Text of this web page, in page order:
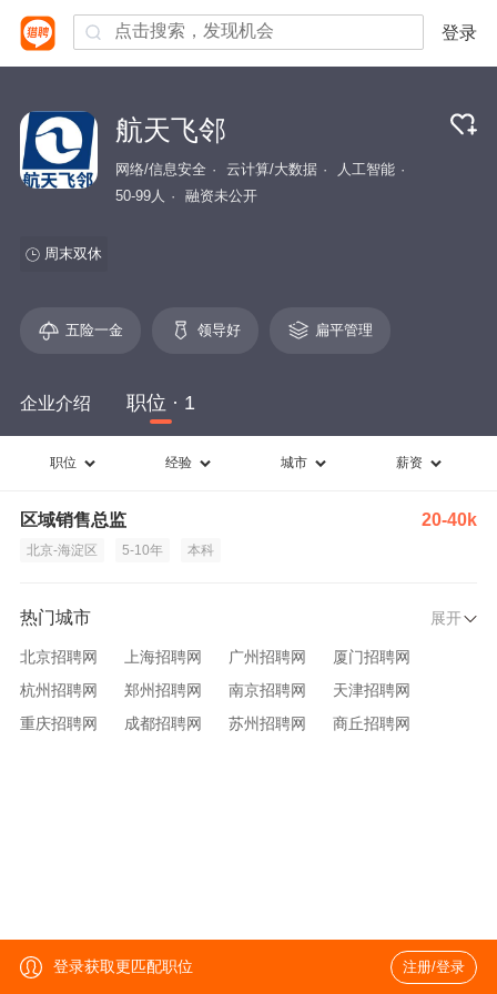
登录
航天飞邻
网络/信息安全 云计算/大数据
人工智能
50-99人
融资未公开
周末双休
五险一金 领导好 扁平管理
企业介绍 职位 · 1
职位 经验 城市 薪资
区域销售总监 20-40k
北京-海淀区 5-10年 本科
热门城市 展开
北京招聘网 上海招聘网 广州招聘网
厦门招聘网
杭州招聘网
郑州招聘网 南京招聘网
天津招聘网
重庆招聘网
成都招聘网 苏州招聘网
商丘招聘网
登录获取更匹配职位 注册/登录